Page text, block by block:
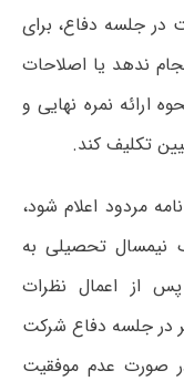
جلسه دفاع، برای
ندهد یا اصلاحات
ارائه نمره نهایی و
تکلیف کند.
مردود اعلام شود،
نیمسال تحصیلی به
از اعمال نظرات
در جلسه دفاع شرکت
صورت‌ عدم موفقیت